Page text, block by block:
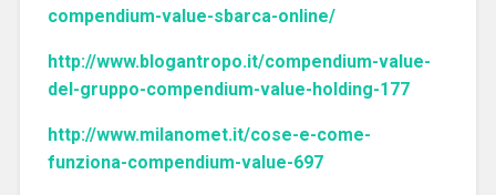
compendium-value-sbarca-online/
http://www.blogantropo.it/compendium-value-
del-gruppo-compendium-value-holding-177
http://www.milanomet.it/cose-e-come-
funziona-compendium-value-697